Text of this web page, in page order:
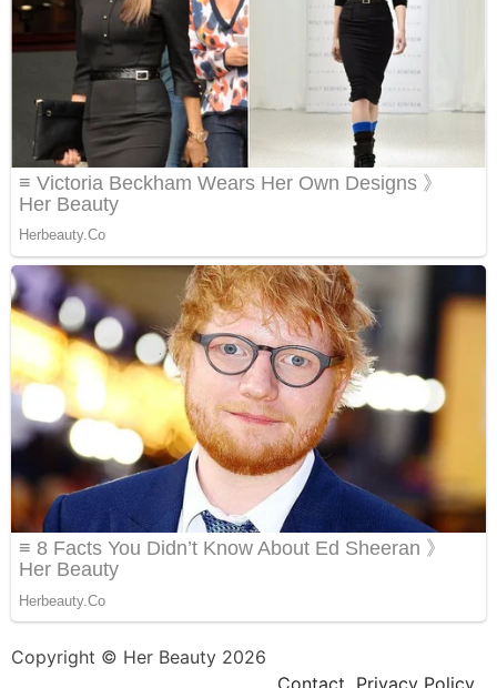
Copyright © Her Beauty 2026